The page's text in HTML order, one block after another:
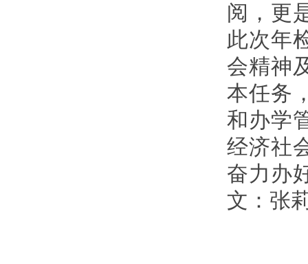
阅，更
此次年
会精神
本任务
和办学
经济社
奋力办
文：张